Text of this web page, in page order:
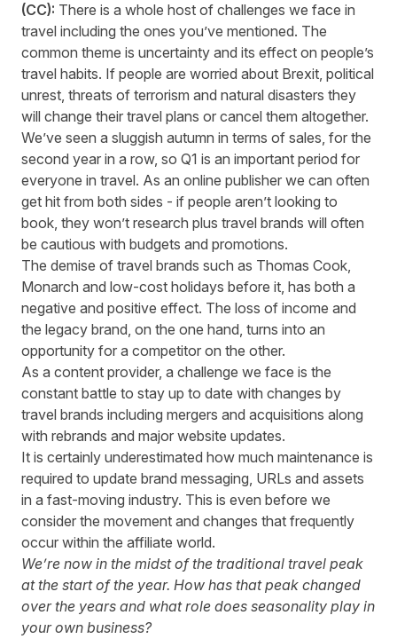
(CC): There is a whole host of challenges we face in
travel including the ones you’ve mentioned. The
common theme is uncertainty and its effect on people’s
travel habits. If people are worried about Brexit, political
unrest, threats of terrorism and natural disasters they
will change their travel plans or cancel them altogether.
We’ve seen a sluggish autumn in terms of sales, for the
second year in a row, so Q1 is an important period for
everyone in travel. As an online publisher we can often
get hit from both sides - if people aren’t looking to
book, they won’t research plus travel brands will often
be cautious with budgets and promotions.
The demise of travel brands such as Thomas Cook,
Monarch and low-cost holidays before it, has both a
negative and positive effect. The loss of income and
the legacy brand, on the one hand, turns into an
opportunity for a competitor on the other.
As a content provider, a challenge we face is the
constant battle to stay up to date with changes by
travel brands including mergers and acquisitions along
with rebrands and major website updates.
It is certainly underestimated how much maintenance is
required to update brand messaging, URLs and assets
in a fast-moving industry. This is even before we
consider the movement and changes that frequently
occur within the affiliate world.
We’re now in the midst of the traditional travel peak
at the start of the year. How has that peak changed
over the years and what role does seasonality play in
your own business?